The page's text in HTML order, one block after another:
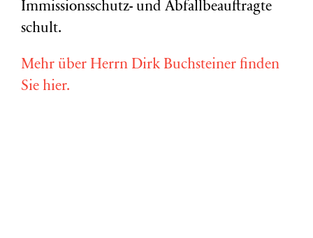
Immissionsschutz- und Abfallbeauftragte
schult.
Mehr über Herrn Dirk Buchsteiner finden
Sie hier.